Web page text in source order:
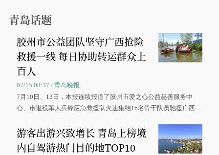
青岛话题
胶州市公益团队坚守广西抢险
救援一线 每日协助转运群众上
百人
07/15 08:37 / 青岛晚报
7月10日、13日，本报连续报道了胶州市爱之心公益慈善服务中
心、市退役军人兵锋应急救援队火速集结16名骨干队员驰援广西灾
游客出游兴致增长 青岛上榜境
内自驾游热门目的地TOP10